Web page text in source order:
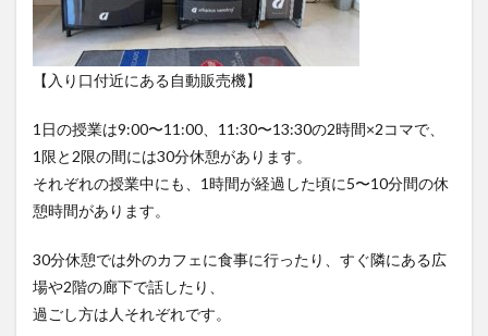
【入り口付近にある自動販売機】
1日の授業は9:00〜11:00、11:30〜13:30の2時間×2コマで、
1限と2限の間には30分休憩があります。
それぞれの授業中にも、1時間が経過した頃に5〜10分間の休
憩時間があります。
30分休憩では外のカフェに食事に行ったり、すぐ隣にある広
場や2階の廊下で話したり、
過ごし方は人それぞれです。
東海大学
比較社会論
淑明女子大学校
淑明女子大学校留学
特別講座
特別講義
現地レポート
留学出発式
留学生 秋桜祭
秋桜際
箱根湯本
華東師範大学
華東師範大学留学
西江大学校
誠信女子大学校留学
課外活動
金泰植先生
長期休暇